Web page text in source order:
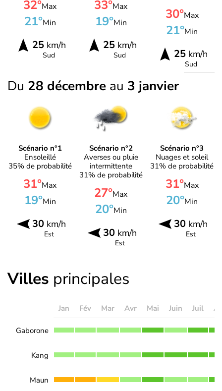
32°Max
21°Min
25km/h
Sud
33°Max
19°Min
25km/h
Sud
30°Max
21°Min
25 km/h
Sud
Du 28 décembre au 3 janvier
Scénario n°1
Ensoleillé
35% de probabilité
31°Max
19°Min
30km/h
Est
Scénario n°2
Averses ou pluie
intermittente
31% de probabilité
27°Max
20°Min
30km/h
Est
Scénario n°3
Nuages et soleil
31% de probabilité
31°Max
20°Min
30 km/h
Est
Villes principales
Jan Fév Mar Avr Mai Juin Juil
Gaborone
Kang
Maun